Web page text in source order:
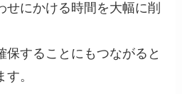
せにかける時間を大幅に削
保することにもつながると
。